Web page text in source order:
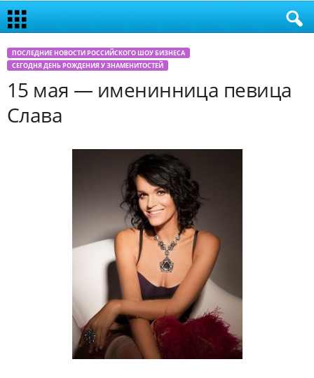
ПОСЛЕДНИЕ НОВОСТИ РОССИЙСКОГО ШОУ БИЗНЕСА
СЕГОДНЯ ДЕНЬ РОЖДЕНИЯ У ЗНАМЕНИТОСТЕЙ
15 мая — именинница певица
Слава